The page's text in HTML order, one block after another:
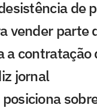
de
vender parte
a contratação
jornal